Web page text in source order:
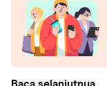
Baca selanjutnya